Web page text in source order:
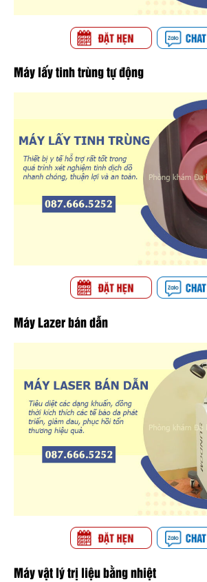
Máy lấy tinh trùng tự động
Máy Lazer bán dẫn
Máy vật lý trị liệu bằng nhiệt